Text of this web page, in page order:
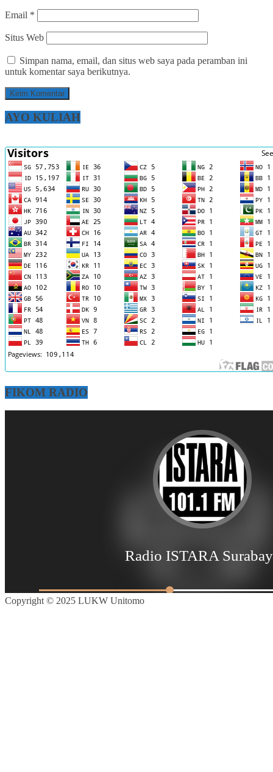
Email *
Situs Web
Simpan nama, email, dan situs web saya pada peramban ini
untuk komentar saya berikutnya.
AYO KULIAH
FIKOM RADIO
Copyright © 2025 LUKW Unitomo